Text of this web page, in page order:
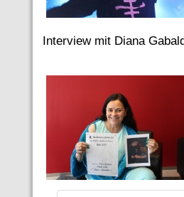
Interview mit Diana